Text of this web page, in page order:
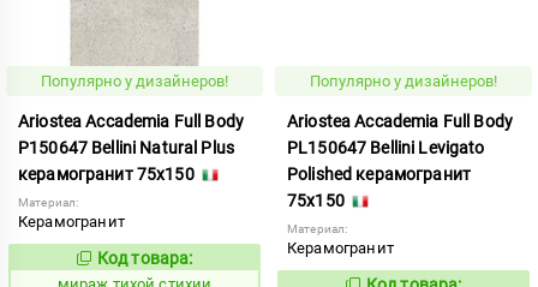
Популярно у дизайнеров!
Ariostea Accademia Full Body
P150647 Bellini Natural Plus
керамогранит 75x150
Материал:
Керамогранит
997098
Код товара:
Популярно у дизайнеров!
Ariostea Accademia Full Body
PL150647 Bellini Levigato
Polished керамогранит
75x150
Материал:
Керамогранит